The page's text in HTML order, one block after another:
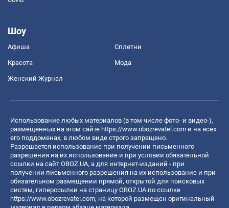
Шоу
Афиша Сплетни
Красота Мода
Женский Журнал
Использование любых материалов (в том числе фото- и видео-),
размещенных на этом сайте https://www.obozrevatel.com и на всех
его поддоменах, в любом виде строго запрещено.
Разрешается использование при получении письменного
разрешения на их использование и при условии обязательной
ссылки на сайт OBOZ.UA, а для интернет-изданий - при
получении письменного разрешения на их использование и при
обязательном размещении прямой, открытой для поисковых
систем, гиперссылки на страницу OBOZ.UA по ссылке
https://www.obozrevatel.com, на которой размещен оригинальный